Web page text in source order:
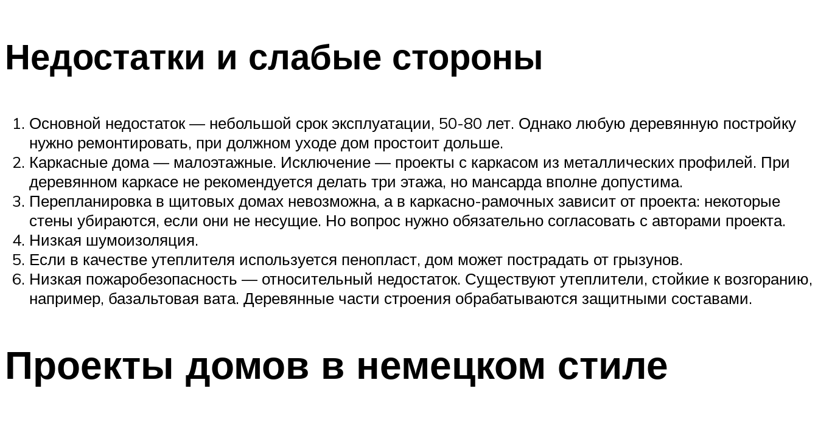
Недостатки и слабые стороны
Основной недостаток — небольшой срок эксплуатации, 50-80 лет. Однако любую деревянную постройку
нужно ремонтировать, при должном уходе дом простоит дольше.
Каркасные дома — малоэтажные. Исключение — проекты с каркасом из металлических профилей. При
деревянном каркасе не рекомендуется делать три этажа, но мансарда вполне допустима.
Перепланировка в щитовых домах невозможна, а в каркасно-рамочных зависит от проекта: некоторые
стены убираются, если они не несущие. Но вопрос нужно обязательно согласовать с авторами проекта.
Низкая шумоизоляция.
Если в качестве утеплителя используется пенопласт, дом может пострадать от грызунов.
Низкая пожаробезопасность — относительный недостаток. Существуют утеплители, стойкие к возгоранию,
например, базальтовая вата. Деревянные части строения обрабатываются защитными составами.
Проекты домов в немецком стиле